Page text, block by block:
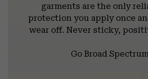
garments are the only
protection you apply once
wear off. Never sticky,
Go Broad